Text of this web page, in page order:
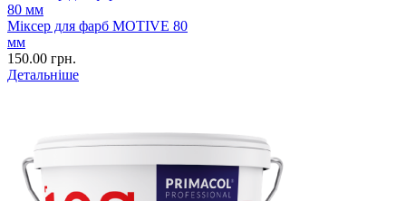
Міксер для фарб MOTIVE 80
мм
150.00 грн.
Детальніше